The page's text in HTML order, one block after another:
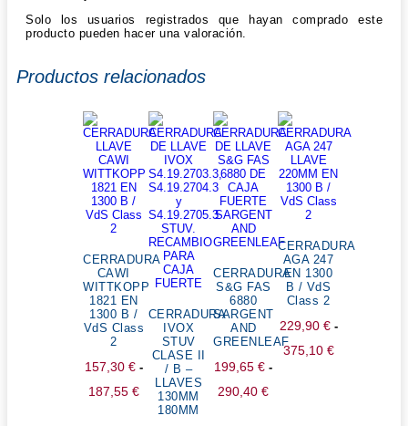
Solo los usuarios registrados que hayan comprado este
producto pueden hacer una valoración.
Productos relacionados
CERRADURA
CAWI
WITTKOPP
1821 EN
1300 B /
VdS Class
2
157,30 € -
187,55 €Rango
CERRADURA
IVOX
STUV
CLASE II
/ B –
LLAVES
130MM
180MM
CERRADURA
S&G FAS
6880
SARGENT
AND
GREENLEAF
199,65€ -
290,40€Rango
CERRADURA
AGA 247
EN 1300
B / VdS
Class 2
229,90 € -
375,10 €Rango